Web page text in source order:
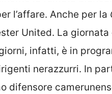
l’affare. Anche per la
United. La giornata
infatti, è in
nerazzurri. In
difensore